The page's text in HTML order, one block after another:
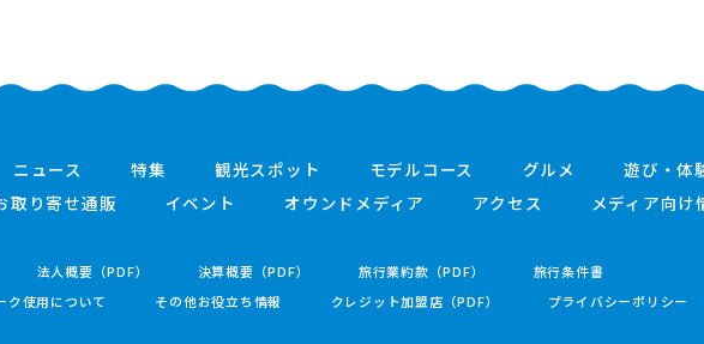
ニュース 特集 観光スポット モデルコース グルメ
遊び・体
取り寄せ通販 イベント オウンドメディア アクセス メディア向け
法人概要（PDF） 決算概要（PDF） 旅行業約款（PDF）
旅行条件書
ク使用について
その他お役立ち情報 クレジット加盟店（PDF） プライバシーポリシー